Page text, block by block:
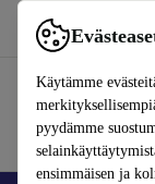
Käytämme
pyydämme
ensimmäisen ja
Käytä refurbed-